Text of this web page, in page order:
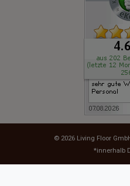
© 2026 Living Floor
*innerhalb